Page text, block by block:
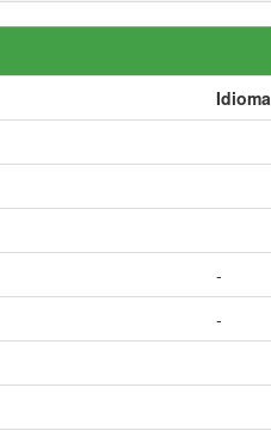
Idioma
-
-